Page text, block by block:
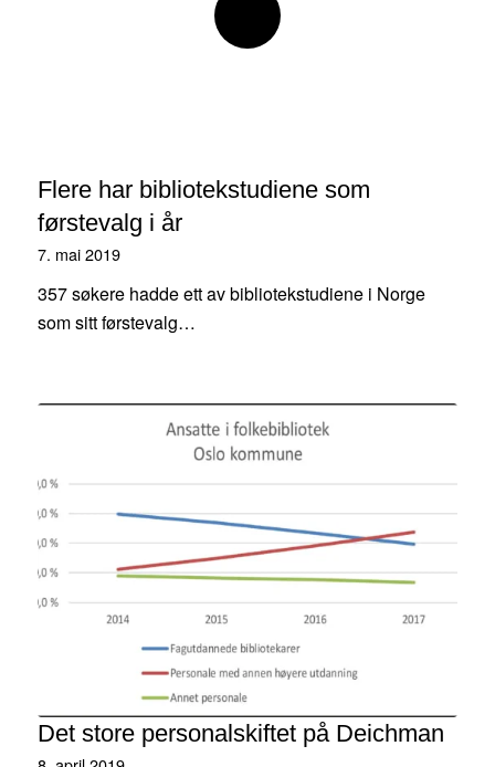
Flere har bibliotekstudiene som
førstevalg i år
7. mai 2019
357 søkere hadde ett av bibliotekstudiene i Norge
som sitt førstevalg…
Det store personalskiftet på Deichman